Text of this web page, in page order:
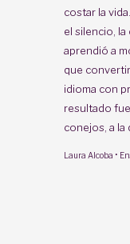
costar la
el silencio,
aprendió a
que
idioma con
resultado
conejos, a la
Laura Alcoba ·